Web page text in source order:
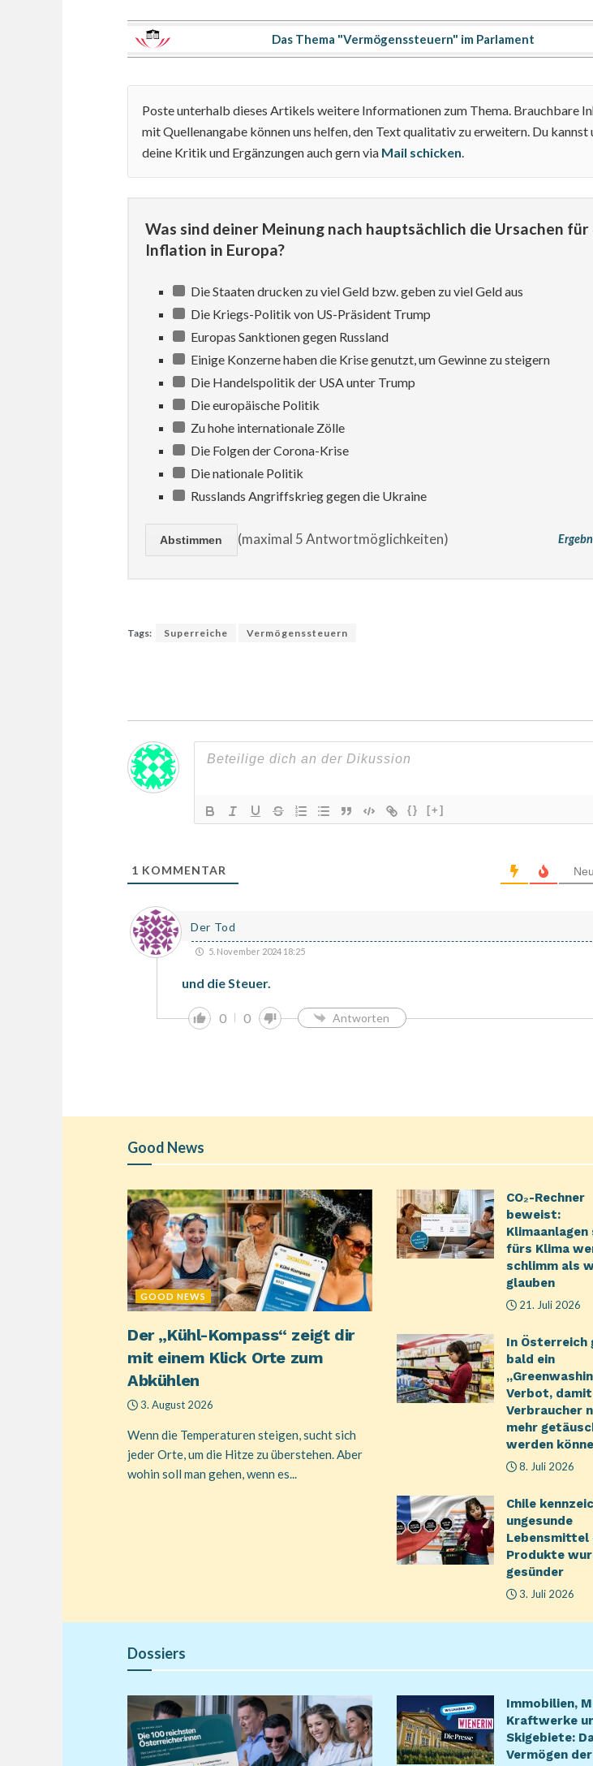
Das Thema "Vermögenssteuern" im Parlament
Poste unterhalb dieses Artikels weitere Informationen zum Thema. Brauchbare
mit Quellenangabe können uns helfen, den Text qualitativ zu erweitern. Du kannst
deine Kritik und Ergänzungen auch gern via Mail schicken
Was sind deiner Meinung nach hauptsächlich die Ursachen für
Inflation in Europa?
Die Staaten drucken zu viel Geld bzw. geben zu viel Geld aus
Die Kriegs-Politik von US-Präsident Trump
Europas Sanktionen gegen Russland
Einige Konzerne haben die Krise genutzt, um Gewinne zu steigern
Die Handelspolitik der USA unter Trump
Die europäische Politik
Zu hohe internationale Zölle
Die Folgen der Corona-Krise
Die nationale Politik
Russlands Angriffskrieg gegen die Ukraine
(maximal 5 Antwortmöglichkeiten)
Tags: Superreiche Vermögenssteuern
{} [+]
1 KOMMENTAR
Der Tod
5. November 2024 18:25
und die Steuer.
0 0 Antworten
Good News
GOOD NEWS
Der „Kühl-Kompass“ zeigt dir
mit einem Klick Orte zum
Abkühlen
3. August 2026
Wenn die Temperaturen steigen, sucht sich
jeder Orte, um die Hitze zu überstehen. Aber
wohin soll man gehen, wenn es...
CO₂-Rechner
beweist:
Klimaanlagen
fürs Klima
schlimm als
glauben
21. Juli 2026
In Österreich
bald ein
Verbot, damit
Verbraucher
mehr
werden
8. Juli 2026
Chile
ungesunde
Lebensmittel
Produkte
gesünder
3. Juli 2026
Dossiers
Immobilien,
Kraftwerke
Skigebiete:
Vermögen der